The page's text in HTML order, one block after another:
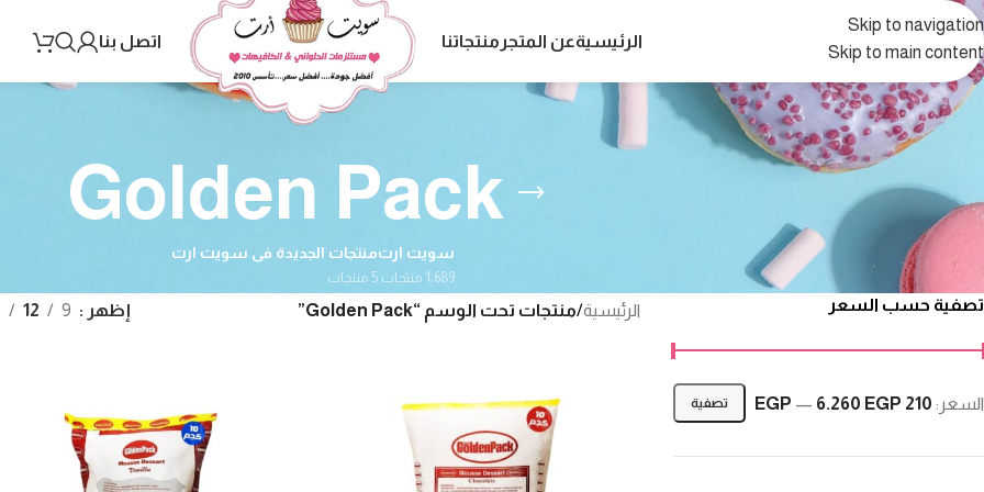
Skip to navigation
Skip to main content
الرئيسيةعن المتجر منتجاتنا اتصل بنا
Golden Pack
سويت ارت
1٬689 منتجات
منتجات الجديدة فى سويت ارت
5 منتجات
تصفية حسب السعر
تصفية السعر: 210 EGP
— 6.260 EGP
الرئيسية/منتجات تحت الوسم “Golden Pack” إظهر 9
12